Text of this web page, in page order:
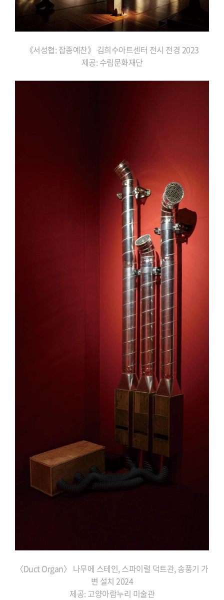
《서성협: 잡종예찬》 김희수아트센터 전시 전경 2023
제공: 수림문화재단
〈Duct Organ〉 나무에 스테인, 스파이럴 덕트관, 송풍기 가
변 설치 2024
제공: 고양아람누리 미술관